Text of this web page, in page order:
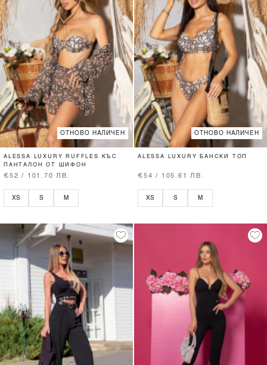
ОТНОВО НАЛИЧЕН
ALESSA LUXURY RUFFLES КЪС
ПАНТАЛОН ОТ ШИФОН
€52 / 101.70 ЛВ.
XS S M
ОТНОВО НАЛИЧЕН
ALESSA LUXURY БАНСКИ ТОП
€54 / 105.61 ЛВ.
XS S M